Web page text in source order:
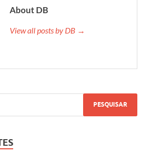
About DB
View all posts by DB →